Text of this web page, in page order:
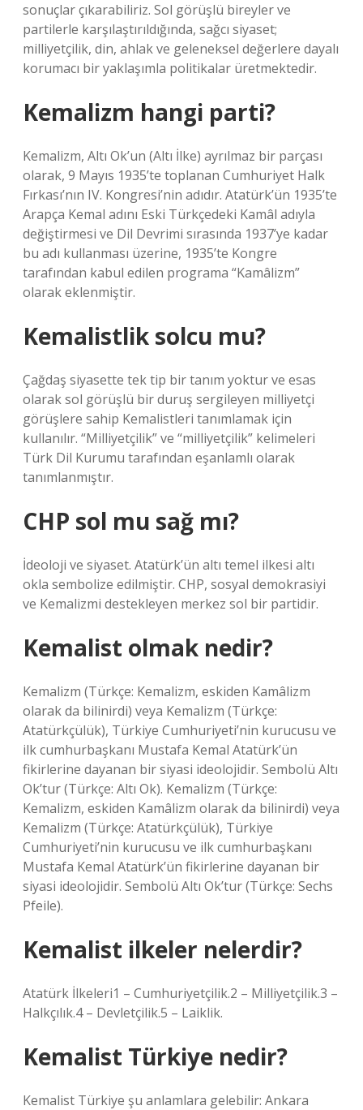
sonuçlar çıkarabiliriz. Sol görüşlü bireyler ve
partilerle karşılaştırıldığında, sağcı siyaset;
milliyetçilik, din, ahlak ve geleneksel değerlere dayalı
korumacı bir yaklaşımla politikalar üretmektedir.
Kemalizm hangi parti?
Kemalizm, Altı Ok’un (Altı İlke) ayrılmaz bir parçası
olarak, 9 Mayıs 1935’te toplanan Cumhuriyet Halk
Fırkası’nın IV. Kongresi’nin adıdır. Atatürk’ün 1935’te
Arapça Kemal adını Eski Türkçedeki Kamâl adıyla
değiştirmesi ve Dil Devrimi sırasında 1937’ye kadar
bu adı kullanması üzerine, 1935’te Kongre
tarafından kabul edilen programa “Kamâlizm”
olarak eklenmiştir.
Kemalistlik solcu mu?
Çağdaş siyasette tek tip bir tanım yoktur ve esas
olarak sol görüşlü bir duruş sergileyen milliyetçi
görüşlere sahip Kemalistleri tanımlamak için
kullanılır. “Milliyetçilik” ve “milliyetçilik” kelimeleri
Türk Dil Kurumu tarafından eşanlamlı olarak
tanımlanmıştır.
CHP sol mu sağ mı?
İdeoloji ve siyaset. Atatürk’ün altı temel ilkesi altı
okla sembolize edilmiştir. CHP, sosyal demokrasiyi
ve Kemalizmi destekleyen merkez sol bir partidir.
Kemalist olmak nedir?
Kemalizm (Türkçe: Kemalizm, eskiden Kamâlizm
olarak da bilinirdi) veya Kemalizm (Türkçe:
Atatürkçülük), Türkiye Cumhuriyeti’nin kurucusu ve
ilk cumhurbaşkanı Mustafa Kemal Atatürk’ün
fikirlerine dayanan bir siyasi ideolojidir. Sembolü Altı
Ok’tur (Türkçe: Altı Ok). Kemalizm (Türkçe:
Kemalizm, eskiden Kamâlizm olarak da bilinirdi) veya
Kemalizm (Türkçe: Atatürkçülük), Türkiye
Cumhuriyeti’nin kurucusu ve ilk cumhurbaşkanı
Mustafa Kemal Atatürk’ün fikirlerine dayanan bir
siyasi ideolojidir. Sembolü Altı Ok’tur (Türkçe: Sechs
Pfeile).
Kemalist ilkeler nelerdir?
Atatürk İlkeleri1 – Cumhuriyetçilik.2 – Milliyetçilik.3 –
Halkçılık.4 – Devletçilik.5 – Laiklik.
Kemalist Türkiye nedir?
Kemalist Türkiye şu anlamlara gelebilir: Ankara